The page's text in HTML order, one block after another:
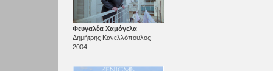
Φευγαλέα Χαμόγελα
Δημήτρης Κανελλόπουλος
2004